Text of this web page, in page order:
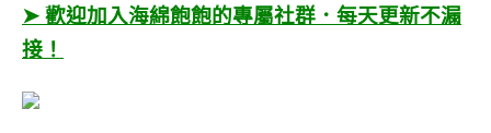
➤ 歡迎加入海綿飽飽的專屬社群．每天更新不漏
接！